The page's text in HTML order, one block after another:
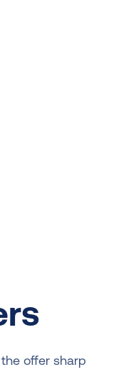
offer sharp